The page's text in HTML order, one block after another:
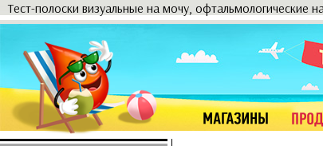
Тест-полоски визуальные на мочу, офтальмологические